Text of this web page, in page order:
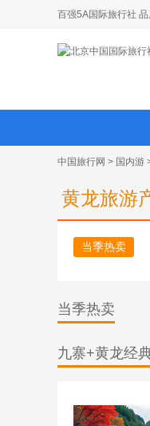
百强5A国际旅行社
中国旅行网 > 国内游
黄龙旅游
当季热卖
当季热卖
九寨+黄龙经